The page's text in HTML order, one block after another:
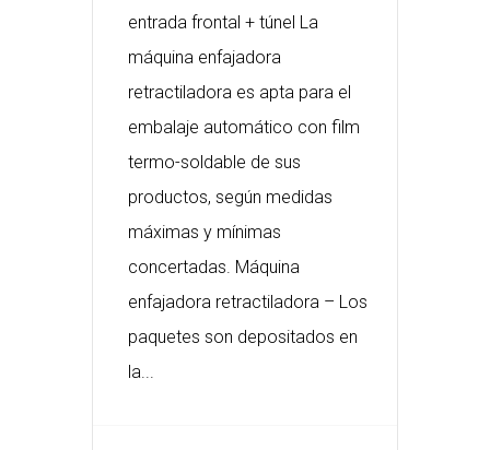
entrada frontal + túnel La
máquina enfajadora
retractiladora es apta para el
embalaje automático con film
termo-soldable de sus
productos, según medidas
máximas y mínimas
concertadas. Máquina
enfajadora retractiladora – Los
paquetes son depositados en
la...